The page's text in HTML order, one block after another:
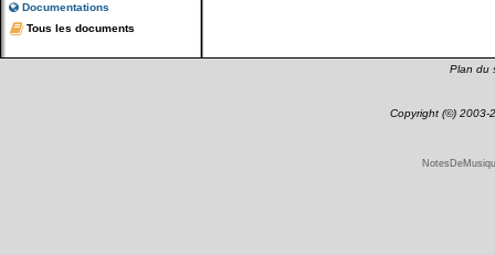
Documentations
Tous les documents
Plan du
Copyright (©) 2003-